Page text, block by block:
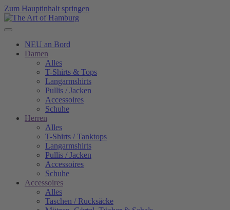
Zum Hauptinhalt springen
NEU an Bord
Damen
Alles
T-Shirts & Tops
Langarmshirts
Pullis / Jacken
Accessoires
Schuhe
Herren
Alles
T-Shirts / Tanktops
Langarmshirts
Pullis / Jacken
Accessoires
Schuhe
Accessoires
Alles
Taschen / Rucksäcke